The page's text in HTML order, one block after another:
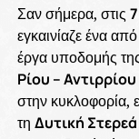
Σαν σήμερα, στις
εγκαινίαζε ένα
έργα υποδομής
Ρίου –
στην κυκλοφορία,
τη Δυτική